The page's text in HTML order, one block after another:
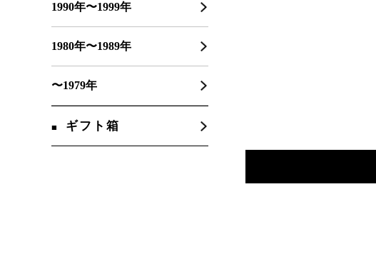
1990年〜1999年
1980年〜1989年
〜1979年
ギフト箱